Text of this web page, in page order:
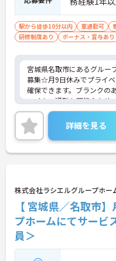
駅から徒歩10分以内 車通勤可
研修制度あり
ボーナス・賞与あり
宮城県名取市にあるグルー
募集☆月9日休みでプライ
確保できます。ブランクの
マイカー通勤も可能なため
♪ご興味のある方には、面
らに詳細をご案内しますの
い！
詳細を見る
株式会社ラシエルグループホー
【 宮城県／名取市
プホームにてサービ
員＞